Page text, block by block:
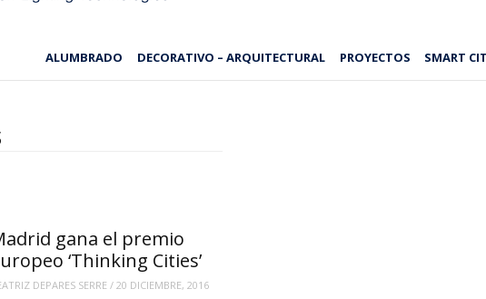
ALUMBRADO DECORATIVO – ARQUITECTURAL PROYECTOS SMART
gana el premio
‘Thinking Cities’
DEPARES SERRE / 20 DICIEMBRE, 2016